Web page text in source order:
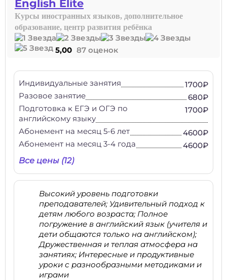
English Elite
Курсы иностранных языков, дополнительное
образование, центр развития ребёнка
5,00 87 оценок
Индивидуальные занятия
1700₽
Разовое занятие
680₽
Подготовка к ЕГЭ и ОГЭ по
английскому языку
1700₽
Абонемент на месяц 5-6 лет
4600₽
Абонемент на месяц 3-4 года
4600₽
Все цены (12)
Высокий уровень подготовки
преподавателей; Удивительный подход к
детям любого возраста; Полное
погружение в английский язык (учителя и
дети общаются только на английском);
Дружественная и теплая атмосфера на
занятиях; Интересные и продуктивные
уроки с разнообразными методиками и
играми